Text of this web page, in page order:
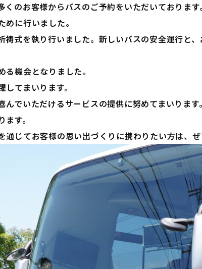
のお客様からバスのご予約をいただいておりま
に行いました。
祷式を執り行いました。新しいバスの安全運行と
機会となりました。
てまいります。
でいただけるサービスの提供に努めてまいります。
す。
じてお客様の思い出づくりに携わりたい方は、